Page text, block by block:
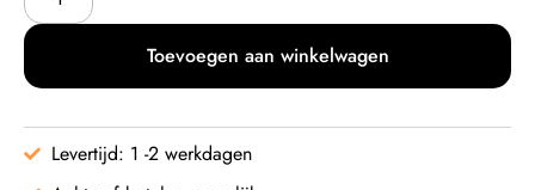
Toevoegen aan winkelwagen
Levertijd: 1 -2 werkdagen